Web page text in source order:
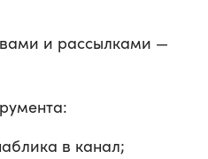
и рассылками —
в канал;